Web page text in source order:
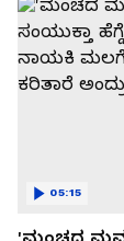
ಮಂದಣ್ಣ?
05:15